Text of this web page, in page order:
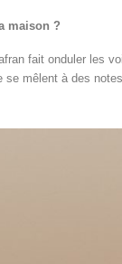
maison ?
fait onduler les
se mêlent à des